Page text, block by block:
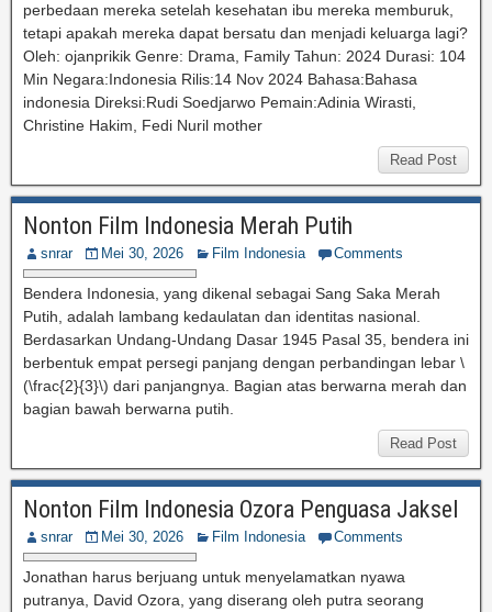
perbedaan mereka setelah kesehatan ibu mereka memburuk,
tetapi apakah mereka dapat bersatu dan menjadi keluarga lagi?
Oleh: ojanprikik Genre: Drama, Family Tahun: 2024 Durasi: 104
Min Negara:Indonesia Rilis:14 Nov 2024 Bahasa:Bahasa
indonesia Direksi:Rudi Soedjarwo Pemain:Adinia Wirasti,
Christine Hakim, Fedi Nuril mother
Read Post
Nonton Film Indonesia Merah Putih
snrar Mei 30, 2026 Film Indonesia Comments
Bendera Indonesia, yang dikenal sebagai Sang Saka Merah
Putih, adalah lambang kedaulatan dan identitas nasional.
Berdasarkan Undang-Undang Dasar 1945 Pasal 35, bendera ini
berbentuk empat persegi panjang dengan perbandingan lebar \
(\frac{2}{3}\) dari panjangnya. Bagian atas berwarna merah dan
bagian bawah berwarna putih.
Read Post
Nonton Film Indonesia Ozora Penguasa Jaksel
snrar Mei 30, 2026 Film Indonesia Comments
Jonathan harus berjuang untuk menyelamatkan nyawa
putranya, David Ozora, yang diserang oleh putra seorang